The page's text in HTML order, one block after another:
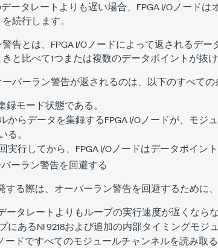
データレートよりも遅い場合、FPGA I/Oノード
続行します。
告とは、FPGA I/Oノードによって返されるデー
と比べて1つまたは複数のデータポイントが抜
バーラン警告が返されるのは、以下のすべての
録モード状態である。
からデータを集録するFPGA I/Oノードが、モジ
る。
実行してから、FPGA I/Oノードはデータポイン
バーラン警告を回避する
する際は、オーバーラン警告を回避するために
ータレートよりもループの実行速度が遅くなら
にあるNI 9218および追加の内部タイミングモジ
ードですべてのモジュールチャンネルを読み取